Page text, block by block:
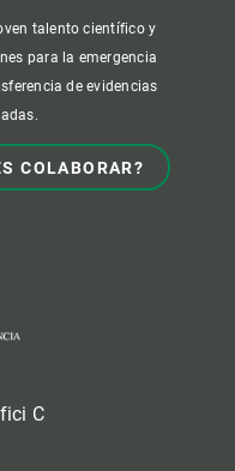
talento científico y
para la emergencia
de evidencias
COLABORAR?
C